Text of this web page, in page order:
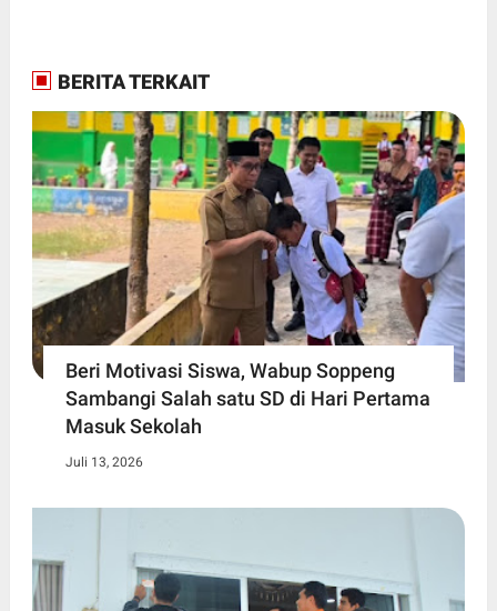
BERITA TERKAIT
Beri Motivasi Siswa, Wabup Soppeng
Sambangi Salah satu SD di Hari Pertama
Masuk Sekolah
Juli 13, 2026